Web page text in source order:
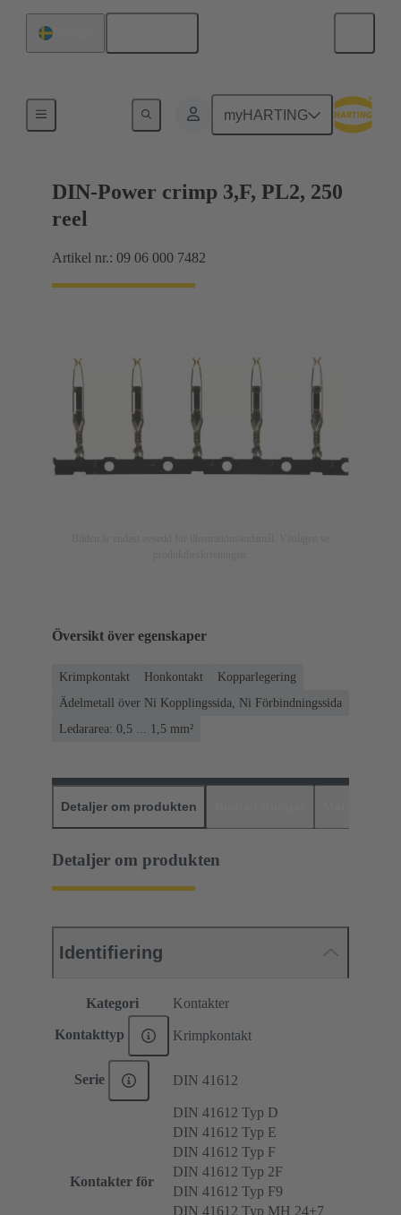
myHARTING
DIN-Power crimp 3,F, PL2, 250
reel
Artikel nr.: 09 06 000 7482
Översikt över egenskaper
Krimpkontakt Honkontakt
Kopparlegering
Ädelmetall över Ni Kopplingssida, Ni Förbindningssida
Ledararea: 0,5 ... 1,5 mm²
Detaljer om produkten
Detaljer om produkten
Identifiering
Kategori Kontakter
Kontakttyp Krimpkontakt
Serie DIN 41612
Kontakter för
DIN 41612 Typ D
DIN 41612 Typ E
DIN 41612 Typ F
DIN 41612 Typ 2F
DIN 41612 Typ F9
DIN 41612 Typ MH 24+7